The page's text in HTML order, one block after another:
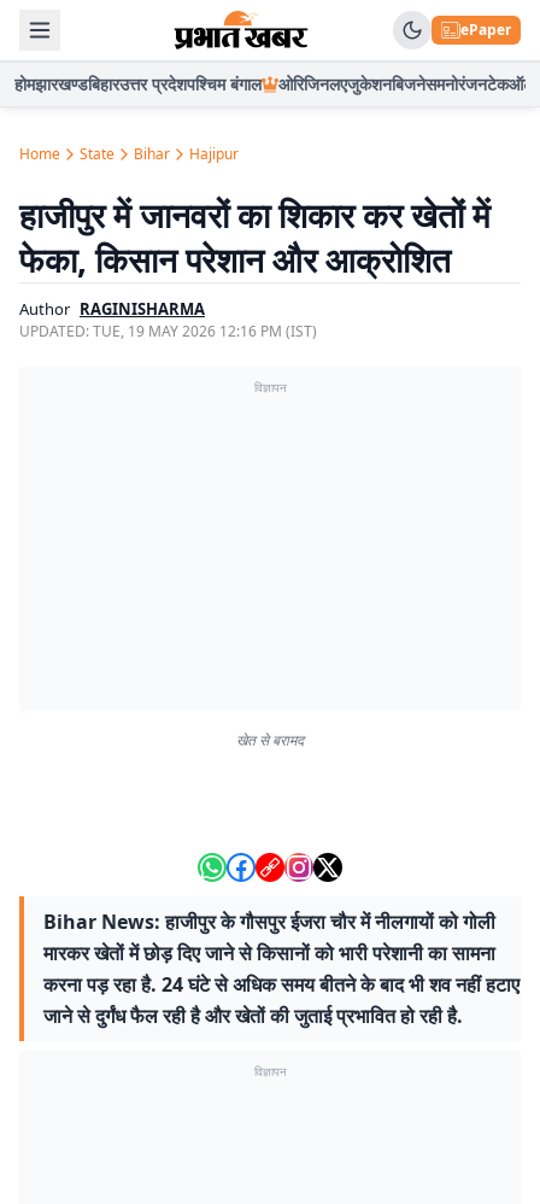
ePaper
होमझारखण्डबिहारउत्तर प्रदेशपश्चिम बंगाल ओरिजिनलएजुकेशनबिजनेसमनोरंजनटेकऑटो
Home State Bihar Hajipur
हाजीपुर में जानवरों का शिकार कर खेतों में
फेका, किसान परेशान और आक्रोशित
Author RAGINISHARMA
UPDATED:TUE, 19 MAY 2026 12:16 PM (IST)
विज्ञापन
खेत से बरामद
Bihar News: हाजीपुर के गौसपुर ईजरा चौर में नीलगायों को गोली
मारकर खेतों में छोड़ दिए जाने से किसानों को भारी परेशानी का सामना
करना पड़ रहा है. 24 घंटे से अधिक समय बीतने के बाद भी शव नहीं हटाए
जाने से दुर्गंध फैल रही है और खेतों की जुताई प्रभावित हो रही है.
विज्ञापन